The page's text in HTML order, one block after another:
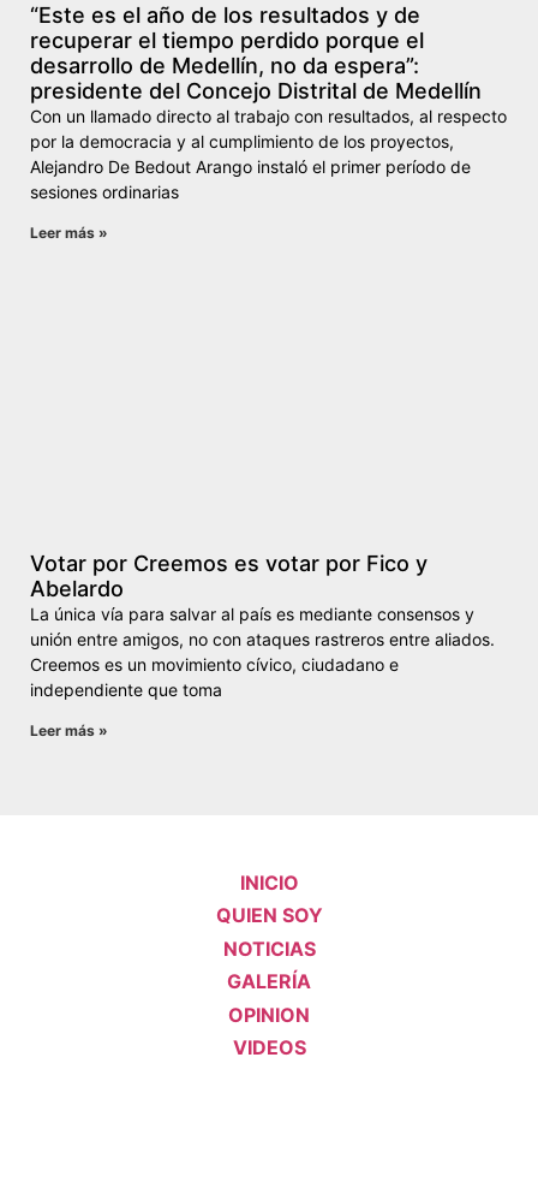
“Este es el año de los resultados y de
recuperar el tiempo perdido porque el
desarrollo de Medellín, no da espera”:
presidente del Concejo Distrital de Medellín
Con un llamado directo al trabajo con resultados, al respecto
por la democracia y al cumplimiento de los proyectos,
Alejandro De Bedout Arango instaló el primer período de
sesiones ordinarias
Leer más »
Votar por Creemos es votar por Fico y
Abelardo
La única vía para salvar al país es mediante consensos y
unión entre amigos, no con ataques rastreros entre aliados.
Creemos es un movimiento cívico, ciudadano e
independiente que toma
Leer más »
INICIO
QUIEN SOY
NOTICIAS
GALERÍA
OPINION
VIDEOS